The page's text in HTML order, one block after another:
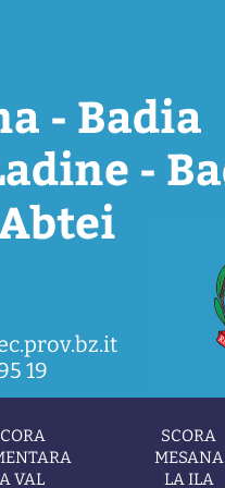
19
VAL
SCORA
MESANA
LA ILA